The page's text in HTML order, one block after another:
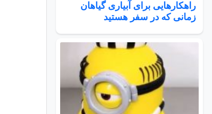
راهکارهایی برای آبیاری گیاهان
زمانی که در سفر هستید